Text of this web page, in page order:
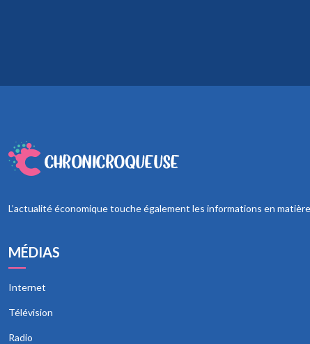
L’actualité économique touche également les informations en
MÉDIAS
Internet
Télévision
Radio